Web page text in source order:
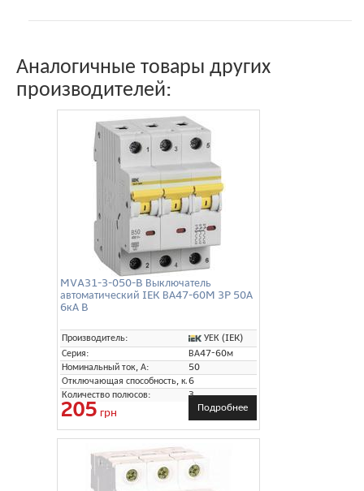
Аналогичные товары других
производителей:
MVA31-3-050-B Выключатель
автоматический IEK ВА47-60M 3P 50А
6кА B
Производитель:
УЕК (IEK)
Серия:
ВА47-60м
Номинальный ток, А:
50
Отключающая способность, кА:
6
Количество полюсов:
3
205 грн Подробнее